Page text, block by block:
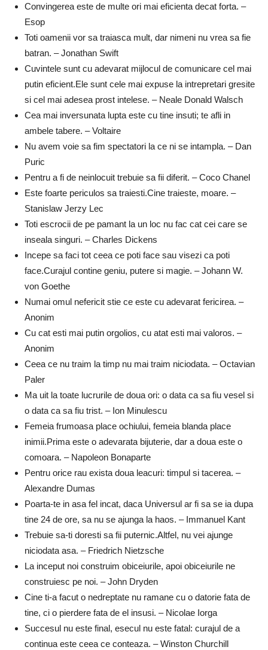
Convingerea este de multe ori mai eficienta decat forta. –
Esop
Toti oamenii vor sa traiasca mult, dar nimeni nu vrea sa fie
batran. – Jonathan Swift
Cuvintele sunt cu adevarat mijlocul de comunicare cel mai
putin eficient.Ele sunt cele mai expuse la intrepretari gresite
si cel mai adesea prost intelese. – Neale Donald Walsch
Cea mai inversunata lupta este cu tine insuti; te afli in
ambele tabere. – Voltaire
Nu avem voie sa fim spectatori la ce ni se intampla. – Dan
Puric
Pentru a fi de neinlocuit trebuie sa fii diferit. – Coco Chanel
Este foarte periculos sa traiesti.Cine traieste, moare. –
Stanislaw Jerzy Lec
Toti escrocii de pe pamant la un loc nu fac cat cei care se
inseala singuri. – Charles Dickens
Incepe sa faci tot ceea ce poti face sau visezi ca poti
face.Curajul contine geniu, putere si magie. – Johann W.
von Goethe
Numai omul nefericit stie ce este cu adevarat fericirea. –
Anonim
Cu cat esti mai putin orgolios, cu atat esti mai valoros. –
Anonim
Ceea ce nu traim la timp nu mai traim niciodata. – Octavian
Paler
Ma uit la toate lucrurile de doua ori: o data ca sa fiu vesel si
o data ca sa fiu trist. – Ion Minulescu
Femeia frumoasa place ochiului, femeia blanda place
inimii.Prima este o adevarata bijuterie, dar a doua este o
comoara. – Napoleon Bonaparte
Pentru orice rau exista doua leacuri: timpul si tacerea. –
Alexandre Dumas
Poarta-te in asa fel incat, daca Universul ar fi sa se ia dupa
tine 24 de ore, sa nu se ajunga la haos. – Immanuel Kant
Trebuie sa-ti doresti sa fii puternic.Altfel, nu vei ajunge
niciodata asa. – Friedrich Nietzsche
La inceput noi construim obiceiurile, apoi obiceiurile ne
construiesc pe noi. – John Dryden
Cine ti-a facut o nedreptate nu ramane cu o datorie fata de
tine, ci o pierdere fata de el insusi. – Nicolae Iorga
Succesul nu este final, esecul nu este fatal: curajul de a
continua este ceea ce conteaza. – Winston Churchill